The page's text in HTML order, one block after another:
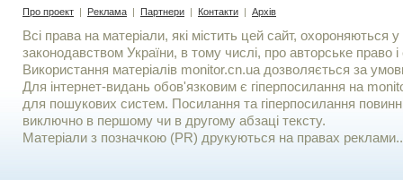
Про проект | Реклама | Партнери | Контакти | Архів
Всі права на матеріали, які містить цей сайт, охороняються у
законодавством України, в тому числі, про авторське право і
Використання матерiалiв monitor.cn.ua дозволяється за
Для iнтернет-видань обов'язковим є гiперпосилання на
для пошукових систем. Посилання та гіперпосилання
виключно в першому чи в другому абзаці тексту.
Матеріали з позначкою (PR) друкуються на правах реклами..